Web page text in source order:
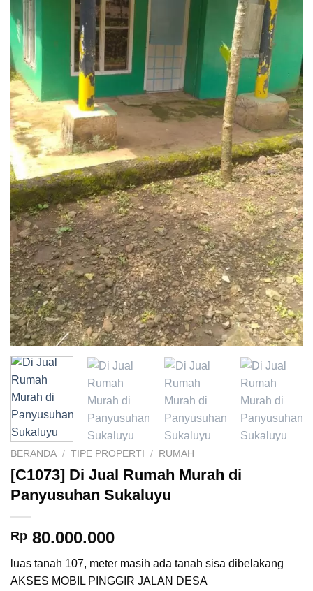
BERANDA / TIPE PROPERTI / RUMAH
[C1073] Di Jual Rumah Murah di
Panyusuhan Sukaluyu
Rp 80.000.000
luas tanah 107, meter masih ada tanah sisa dibelakang
AKSES MOBIL PINGGIR JALAN DESA